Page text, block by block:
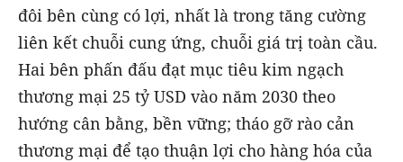
đôi bên cùng có lợi, nhất là trong tăng cường
liên kết chuỗi cung ứng, chuỗi giá trị toàn cầu.
Hai bên phấn đấu đạt mục tiêu kim ngạch
thương mại 25 tỷ USD vào năm 2030 theo
hướng cân bằng, bền vững; tháo gỡ rào cản
thương mại để tạo thuận lợi cho hàng hóa của